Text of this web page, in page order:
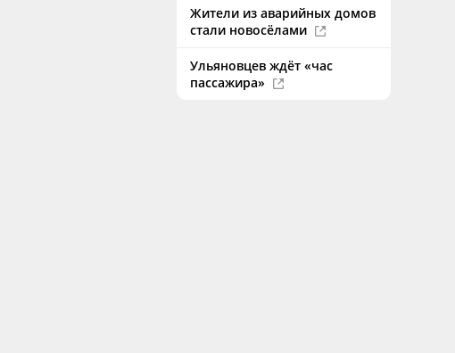
Жители из аварийных домов
стали новосёлами
Ульяновцев ждёт «час
пассажира»